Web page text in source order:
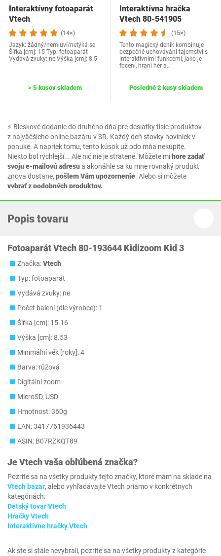
⚡ Bleskové dodanie do druhého dňa pre desiatky tisíc produktov
z najväčšieho online bazáru v SR. Každý deň stovky noviniek v
ponuke. A napriek tomu, tento kúsok už odo mňa nekúpite.
Niekto bol rýchlejší... Ale nič nie je stratené. Môžete mi hore zadať
svoju e-mailovú adresua akonáhle sa ku mne rovnaký produkt
znova dostane, pošlem Vám upozornenie. Alebo si môžete
vybrať z podobných produktov.
Interaktívny fotoaparát
Vtech
(14×)
Jazyk: žádný/nemluví/netýká se
Šířka [cm]: 15 Typ: fotoaparát
Vydává zvuky: ne Výška [cm]: 8.5
> 5 kusov skladem
Interaktívna hračka
Vtech 80-541905
(15×)
Tento magický deník kombinuje
bezpečné uchovávání tajemství s
interaktivními funkcemi, jako je
focení, hraní her a…
Posledné 2 kusy skladem
Popis tovaru
Fotoaparát Vtech 80-193644 Kidizoom Kid 3
Značka:Vtech
Typ: fotoaparát
Vydává zvuky: ne
Počet balení (dle výrobce): 1
Šířka [cm]: 15.16
Výška [cm]: 8.53
Minimální věk [roky]: 4
Barva: růžová
Digitální zoom
MicroSD, USD
Hmotnost: 360g
EAN: 3417761936443
ASIN: B07RZKQT89
JeVtechvaša obľúbená značka?
Pozrite sa na všetky produkty tejto značky, ktoré mám na sklade na
Vtech bazar, alebo vyhľadávajte Vtech priamo v konkrétnych
kategóriách:
Detský tovar Vtech
Hračky Vtech
Interaktívne hračky Vtech
Ak ste si stále nevybrali, pozrite sa na všetky produkty z kategórie